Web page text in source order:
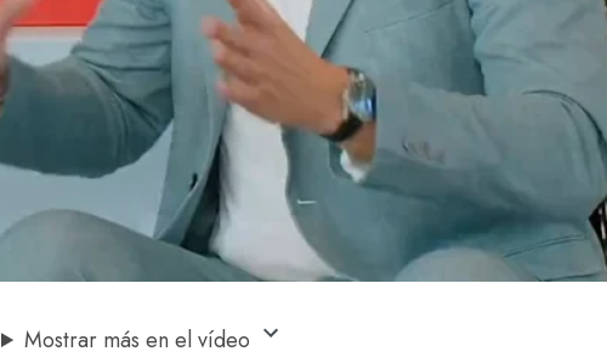
Mostrar más en el vídeo